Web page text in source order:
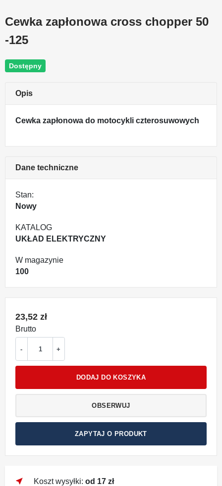
Cewka zapłonowa cross chopper 50
-125
Dostępny
Opis
Cewka zapłonowa do motocykli czterosuwowych
Dane techniczne
Stan:
Nowy
KATALOG
UKŁAD ELEKTRYCZNY
W magazynie
100
23,52 zł
Brutto
- +
DODAJ DO KOSZYKA
OBSERWUJ
ZAPYTAJ O PRODUKT
near_me Koszt wysyłki: od 17 zł